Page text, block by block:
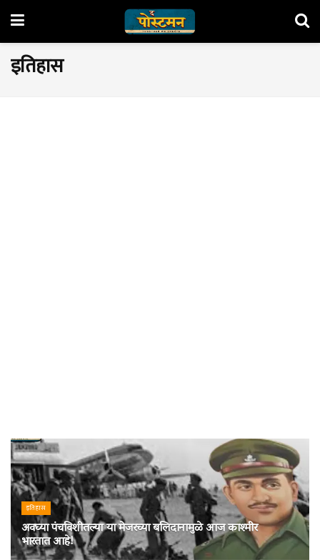
इतिहास
इतिहास
अवघ्या पंचविशीतल्या या मेजरच्या बलिदानामुळे आज काश्मीर
भारतात आहे!